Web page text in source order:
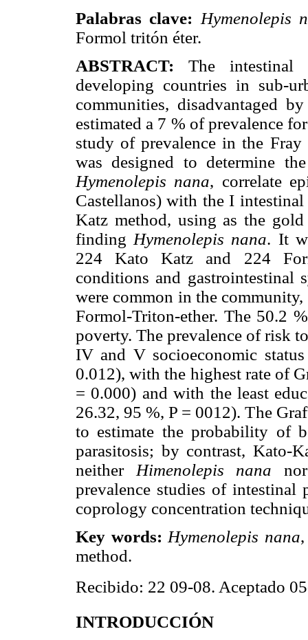
Palabras clave: Hymenolepis
Formol tritón éter.
ABSTRACT: The intestinal
developing countries in sub-
communities, disadvantaged
estimated a 7 % of prevalence
study of prevalence in the
was designed to determine
Hymenolepis nana, correlate
Castellanos) with the I
Katz method, using as the
finding Hymenolepis nana. It
224 Kato Katz and 224
conditions and gastrointestinal
were common in the
Formol-Triton-ether. The 50.2
poverty. The prevalence of risk
IV and V socioeconomic
0.012), with the highest rate of
= 0.000) and with the least
26.32, 95 %, P = 0012). The
to estimate the probability of
parasitosis; by contrast, Kato-
neither Himenolepis nana
prevalence studies of intestinal
coprology concentration
Key words: Hymenolepis nana
method.
Recibido: 22 09-08. Aceptado
INTRODUCCIÓN